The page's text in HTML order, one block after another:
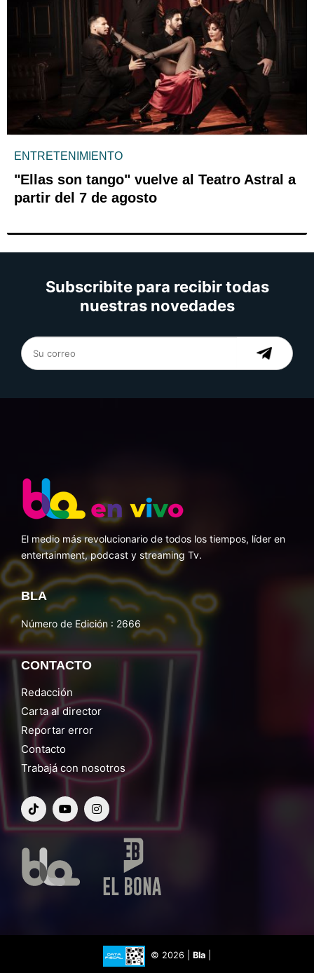
ENTRETENIMIENTO
"Ellas son tango" vuelve al Teatro Astral a
partir del 7 de agosto
Subscribite para recibir todas
nuestras novedades
El medio más revolucionario de todos los tiempos, líder en
entertainment, podcast y streaming Tv.
BLA
Número de Edición : 2666
CONTACTO
Redacción
Carta al director
Reportar error
Contacto
Trabajá con nosotros
© 2026 | Bla